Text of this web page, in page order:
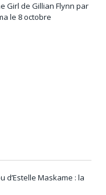
Girl de Gillian Flynn par
le 8 octobre
d’Estelle Maskame : la